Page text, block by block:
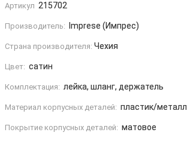
Артикул 215702
Производитель: Imprese (Импрес)
Страна производителя: Чехия
Цвет: сатин
Комплектация: лейка, шланг, держатель
Материал корпусных деталей: пластик/металл
Покрытие корпусных деталей: матовое